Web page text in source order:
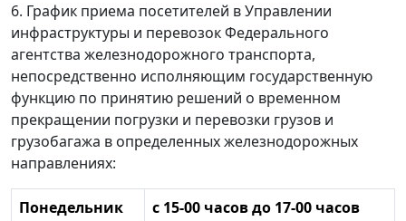
6. График приема посетителей в Управлении
инфраструктуры и перевозок Федерального
агентства железнодорожного транспорта,
непосредственно исполняющим государственную
функцию по принятию решений о временном
прекращении погрузки и перевозки грузов и
грузобагажа в определенных железнодорожных
направлениях:
Понедельник
с 15-00 часов до 17-00 часов